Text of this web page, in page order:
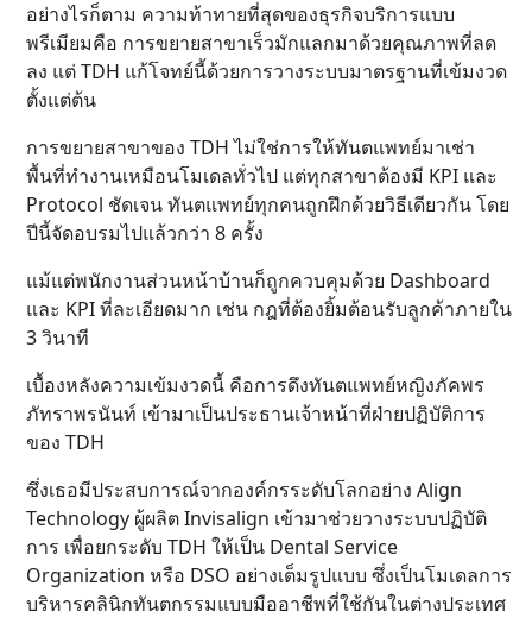
อย่างไรก็ตาม ความท้าทายที่สุดของธุรกิจบริการแบบ
พรีเมียมคือ การขยายสาขาเร็วมักแลกมาด้วยคุณภาพที่ลด
ลง แต่ TDH แก้โจทย์นี้ด้วยการวางระบบมาตรฐานที่เข้มงวด
ตั้งแต่ต้น
การขยายสาขาของ TDH ไม่ใช่การให้ทันตแพทย์มาเช่า
พื้นที่ทำงานเหมือนโมเดลทั่วไป แต่ทุกสาขาต้องมี KPI และ
Protocol ชัดเจน ทันตแพทย์ทุกคนถูกฝึกด้วยวิธีเดียวกัน โดย
ปีนี้จัดอบรมไปแล้วกว่า 8 ครั้ง
แม้แต่พนักงานส่วนหน้าบ้านก็ถูกควบคุมด้วย Dashboard
และ KPI ที่ละเอียดมาก เช่น กฎที่ต้องยิ้มต้อนรับลูกค้าภายใน
3 วินาที
เบื้องหลังความเข้มงวดนี้ คือการดึงทันตแพทย์หญิงภัคพร
ภัทราพรนันท์ เข้ามาเป็นประธานเจ้าหน้าที่ฝ่ายปฏิบัติการ
ของ TDH
ซึ่งเธอมีประสบการณ์จากองค์กรระดับโลกอย่าง Align
Technology ผู้ผลิต Invisalign เข้ามาช่วยวางระบบปฏิบัติ
การ เพื่อยกระดับ TDH ให้เป็น Dental Service
Organization หรือ DSO อย่างเต็มรูปแบบ ซึ่งเป็นโมเดลการ
บริหารคลินิกทันตกรรมแบบมืออาชีพที่ใช้กันในต่างประเทศ